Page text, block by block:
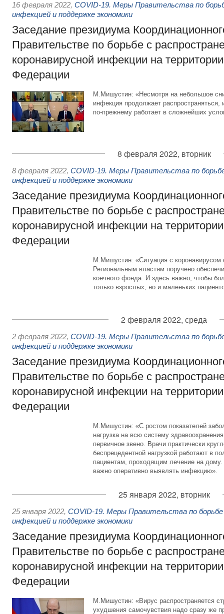
16 февраля 2022, COVID-19. Меры Правительства по
инфекцией и поддержке экономики
Заседание президиума
Правительстве по борьбе с
коронавирусной инфекции на
Федерации
М.Мишустин: «Несмотря на небольшое
инфекция продолжает распространяться,
по-прежнему работает в сложнейших
8 февраля 2022, вторник
8 февраля 2022, COVID-19. Меры Правительства по
инфекцией и поддержке экономики
Заседание президиума
Правительстве по борьбе с
коронавирусной инфекции на
Федерации
М.Мишустин: «Ситуация с коронавирусом
Региональным властям поручено
коечного фонда. И здесь важно, чтобы
только взрослых, но и маленьких
2 февраля 2022, среда
2 февраля 2022, COVID-19. Меры Правительства по
инфекцией и поддержке экономики
Заседание президиума
Правительстве по борьбе с
коронавирусной инфекции на
Федерации
М.Мишустин: «С ростом показателей
нагрузка на всю систему
первичное звено. Врачи практически
беспрецедентной нагрузкой работают в
пациентам, проходящим лечение на дому.
важно оперативно выявлять инфекцию».
25 января 2022, вторник
25 января 2022, COVID-19. Меры Правительства по борьбе
инфекцией и поддержке экономики
Заседание президиума
Правительстве по борьбе с
коронавирусной инфекции на
Федерации
М.Мишустин: «Вирус распространяется
ухудшения самочувствия надо сразу же